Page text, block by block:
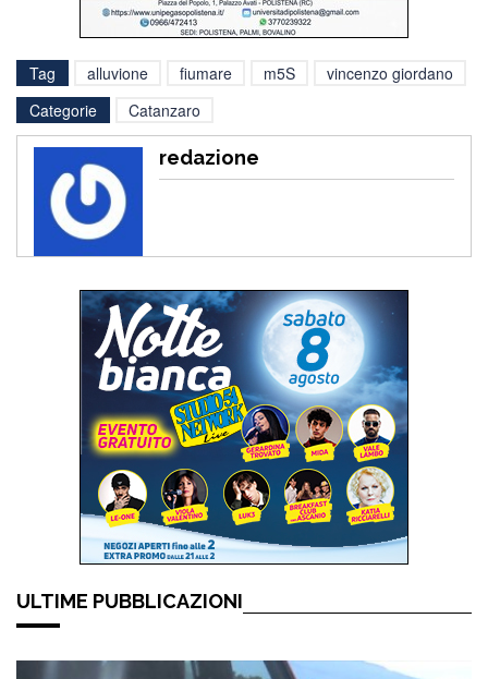
Tag alluvione fiumare m5S
vincenzo giordano
Categorie
Catanzaro
redazione
ULTIME PUBBLICAZIONI